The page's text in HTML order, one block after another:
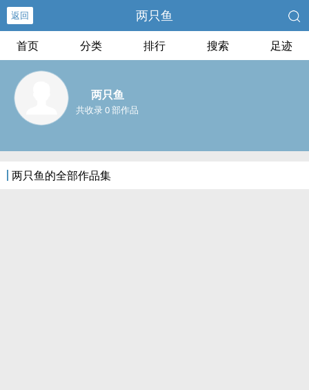
返回 两只鱼
首页 分类 排行 搜索 足迹
两只鱼
共收录 0 部作品
两只鱼的全部作品集